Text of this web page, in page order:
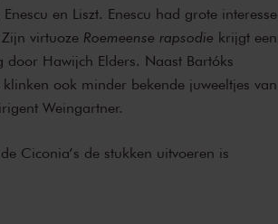
en Liszt. Enescu had grote interesse
virtuoze Roemeense rapsodie krijgt een
door Hawijch Elders. Naast Bartóks
klinken ook minder bekende juweeltjes van
Weingartner.
Ciconia’s de stukken uitvoeren is